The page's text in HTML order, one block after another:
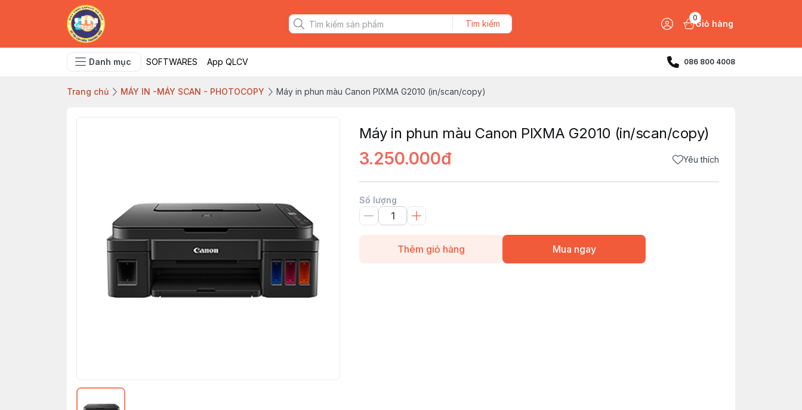
Tìm kiếm
0
Giỏ hàng
Danh mục SOFTWARES App QLCV 086 800 4008
Trang chủ MÁY IN -MÁY SCAN - PHOTOCOPY Máy in phun màu Canon PIXMA G2010 (in/scan/copy)
Máy in phun màu Canon PIXMA G2010 (in/scan/copy)
3.250.000đ Yêu thích
Số lượng
Thêm giỏ hàng Mua ngay